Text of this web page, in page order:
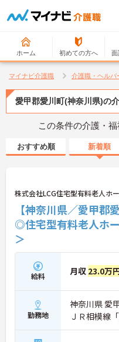
ホーム 初めての方へ
マイナビ介護職 介護職・ヘルパ
愛甲郡愛川町(神奈川県)の
この条件の介護・
おすすめ順 新着順
株式会社LCG住宅型有料老人ホ
【神奈川県／愛甲郡
◎住宅型有料老人ホ
＞
給料 月収 23.0万
勤務地
神奈川県 愛
ＪＲ相模線